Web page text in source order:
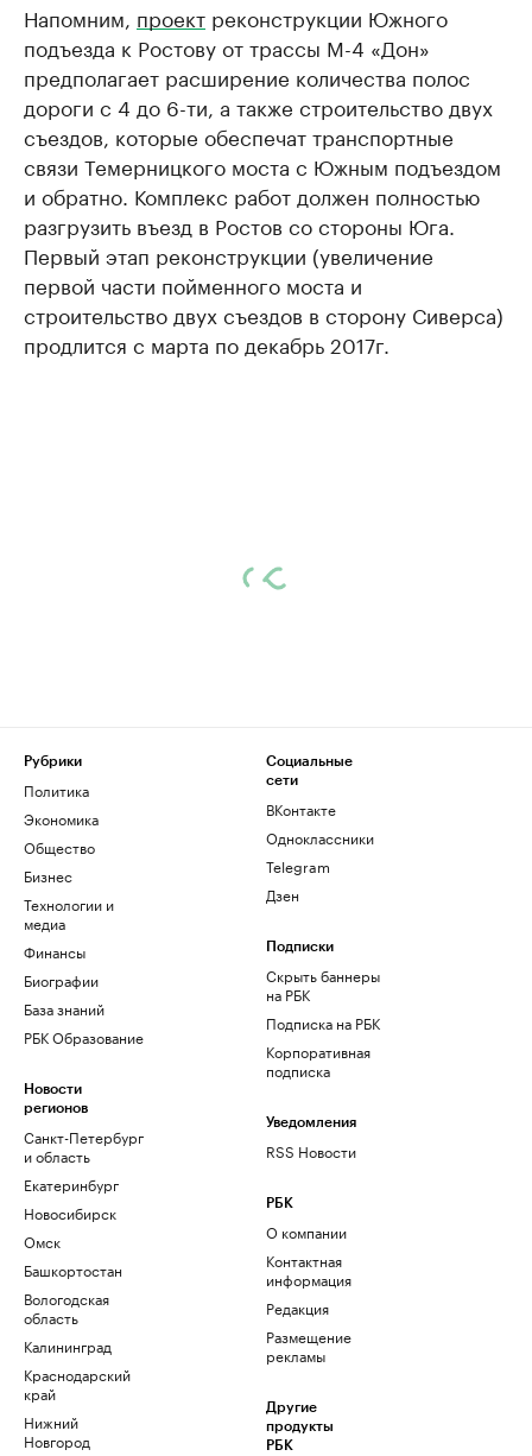
Напомним, проект реконструкции Южного
подъезда к Ростову от трассы М-4 «Дон»
предполагает расширение количества полос
дороги с 4 до 6-ти, а также строительство двух
съездов, которые обеспечат транспортные
связи Темерницкого моста с Южным подъездом
и обратно. Комплекс работ должен полностью
разгрузить въезд в Ростов со стороны Юга.
Первый этап реконструкции (увеличение
первой части пойменного моста и
строительство двух съездов в сторону Сиверса)
продлится с марта по декабрь 2017г.
Рубрики
Политика
Экономика
Общество
Бизнес
Технологии и
медиа
Финансы
Биографии
База знаний
РБК Образование
Новости
регионов
Санкт-Петербург
и область
Екатеринбург
Новосибирск
Омск
Башкортостан
Вологодская
область
Калининград
Краснодарский
край
Нижний
Новгород
Социальные
сети
ВКонтакте
Одноклассники
Telegram
Дзен
Подписки
Скрыть баннеры
на РБК
Подписка на РБК
Корпоративная
подписка
Уведомления
RSS Новости
РБК
О компании
Контактная
информация
Редакция
Размещение
рекламы
Другие
продукты
РБК